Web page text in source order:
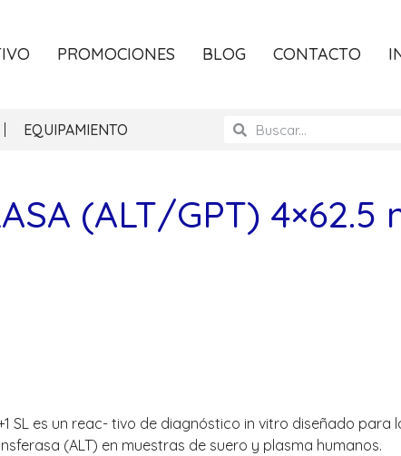
PROMOCIONES BLOG CONTACTO
EQUIPAMIENTO
(ALT/GPT) 4×62.5
SL es un reac- tivo de diagnóstico in vitro diseñado para
(ALT) en muestras de suero y plasma humanos.